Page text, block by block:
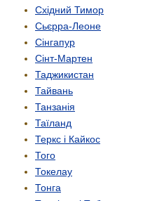
Східний Тимор
Сьєрра-Леоне
Сінгапур
Сінт-Мартен
Таджикистан
Тайвань
Танзанія
Таїланд
Теркс і Кайкос
Того
Токелау
Тонга